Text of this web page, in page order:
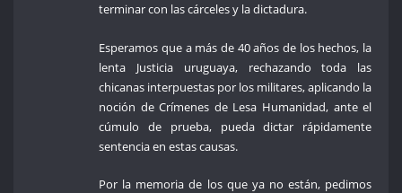
terminar con las cárceles y la dictadura.
Esperamos que a más de 40 años de los hechos, la
lenta Justicia uruguaya, rechazando toda las
chicanas interpuestas por los militares, aplicando la
noción de Crímenes de Lesa Humanidad, ante el
cúmulo de prueba, pueda dictar rápidamente
sentencia en estas causas.
Por la memoria de los que ya no están, pedimos